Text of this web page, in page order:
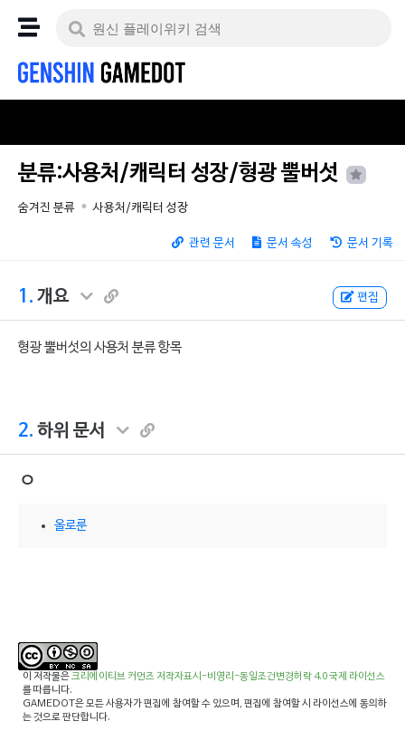
분류:사용처/캐릭터 성장/형광 뿔버섯
숨겨진 분류 사용처/캐릭터 성장
관련 문서 문서 속성 문서 기록
1. 개요 편집
형광 뿔버섯의 사용처 분류 항목
2. 하위 문서
ㅇ
올로룬
이 저작물은크리에이티브 커먼즈 저작자표시-비영리-동일조건변경허락 4.0 국제 라이선스
를 따릅니다.
GAMEDOT은 모든 사용자가 편집에 참여할 수 있으며, 편집에 참여할 시 라이선스에 동의하
는 것으로 판단합니다.